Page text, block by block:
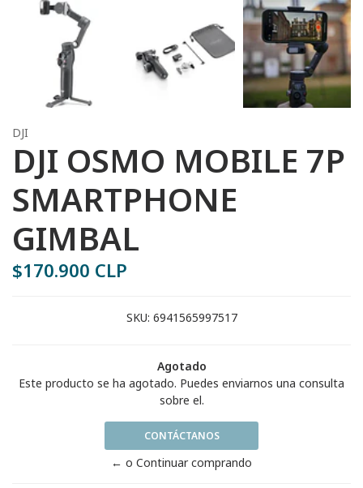
DJI
DJI OSMO MOBILE 7P
SMARTPHONE
GIMBAL
$170.900 CLP
SKU: 6941565997517
Agotado
Este producto se ha agotado. Puedes enviarnos una consulta
sobre el.
CONTÁCTANOS
← o Continuar comprando